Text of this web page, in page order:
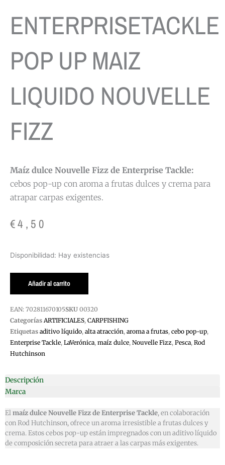
ENTERPRISETACKLE
POP UP MAIZ
LIQUIDO NOUVELLE
FIZZ
Maíz dulce Nouvelle Fizz de Enterprise Tackle:
cebos pop-up con aroma a frutas dulces y crema para
atrapar carpas exigentes.
€4,50
Disponibilidad: Hay existencias
ENTERPRISETACKLE
NOUVELLE
FIZZ
cantidad
Añadir al carrito
EAN: 702811670105SKU 00320
Categorías ARTIFICIALES, CARPFISHING
Etiquetas aditivo líquido, alta atracción, aroma a frutas, cebo pop-up,
Enterprise Tackle, LaVerónica, maíz dulce, Nouvelle Fizz, Pesca, Rod
Hutchinson
Descripción
Marca
Elmaíz dulce Nouvelle Fizz de Enterprise Tackle, en colaboración
con Rod Hutchinson, ofrece un aroma irresistible a frutas dulces y
crema. Estos cebos pop-up están impregnados con un aditivo líquido
de composición secreta para atraer a las carpas más exigentes.